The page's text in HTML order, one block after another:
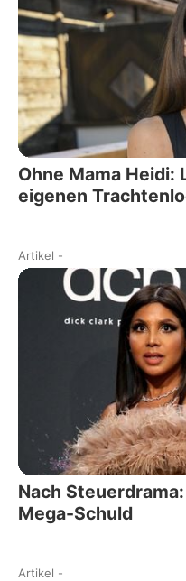
Ohne Mama Heidi:
eigenen
Artikel -
Nach
Mega-Schuld
Artikel -